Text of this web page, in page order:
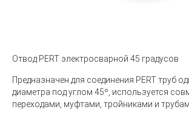
Отвод PERT электросварной 45 градусов
Предназначен для соединения PERT труб
диаметра под углом 45º, используется
переходами, муфтами, тройниками и